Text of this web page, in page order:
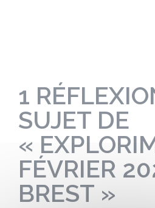
1
SUJET DE
«
FÉVRIER
BREST »